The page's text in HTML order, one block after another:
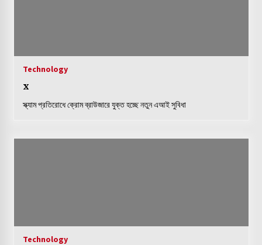
Technology
x
স্ক্যাম প্রতিরোধে ক্রোম ব্রাউজারে যুক্ত হচ্ছে নতুন এআই সুবিধা
Technology